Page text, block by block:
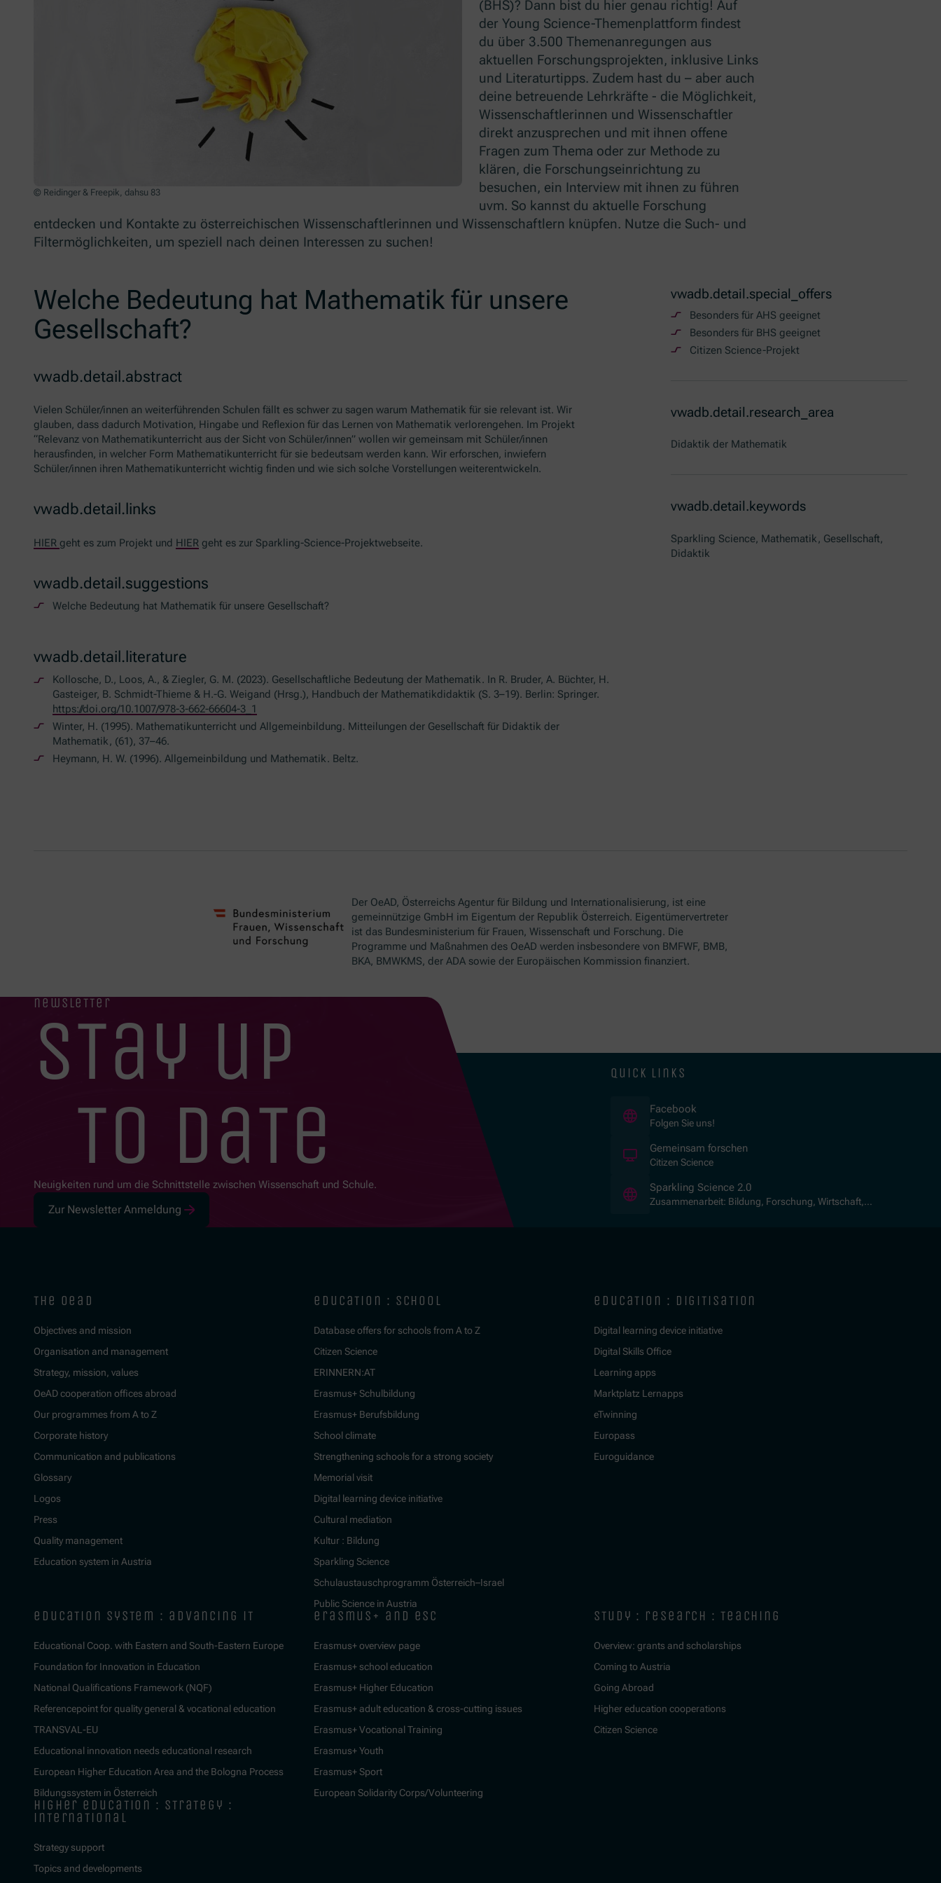
© Reidinger & Freepik, dahsu 83
(BHS)? Dann bist du hier genau richtig! Auf
der Young Science-Themenplattform findest
du über 3.500 Themenanregungen aus
aktuellen Forschungsprojekten, inklusive Links
und Literaturtipps. Zudem hast du – aber auch
deine betreuende Lehrkräfte - die Möglichkeit,
Wissenschaftlerinnen und Wissenschaftler
direkt anzusprechen und mit ihnen offene
Fragen zum Thema oder zur Methode zu
klären, die Forschungseinrichtung zu
besuchen, ein Interview mit ihnen zu führen
uvm. So kannst du aktuelle Forschung
entdecken und Kontakte zu österreichischen Wissenschaftlerinnen und Wissenschaftlern knüpfen. Nutze die Such- und
Filtermöglichkeiten, um speziell nach deinen Interessen zu suchen!
Welche Bedeutung hat Mathematik für unsere
Gesellschaft?
vwadb.detail.abstract
Vielen Schüler/innen an weiterführenden Schulen fällt es schwer zu sagen warum Mathematik für sie relevant ist. Wir
glauben, dass dadurch Motivation, Hingabe und Reflexion für das Lernen von Mathematik verlorengehen. Im Projekt
“Relevanz von Mathematikunterricht aus der Sicht von Schüler/innen” wollen wir gemeinsam mit Schüler/innen
herausfinden, in welcher Form Mathematikunterricht für sie bedeutsam werden kann. Wir erforschen, inwiefern
Schüler/innen ihren Mathematikunterricht wichtig finden und wie sich solche Vorstellungen weiterentwickeln.
vwadb.detail.links
HIER geht es zum Projekt und HIER geht es zur Sparkling-Science-Projektwebseite.
vwadb.detail.suggestions
Welche Bedeutung hat Mathematik für unsere Gesellschaft?
vwadb.detail.literature
Kollosche, D., Loos, A., & Ziegler, G. M. (2023). Gesellschaftliche Bedeutung der Mathematik. In R. Bruder, A. Büchter, H.
Gasteiger, B. Schmidt-Thieme & H.-G. Weigand (Hrsg.), Handbuch der Mathematikdidaktik (S. 3–19). Berlin: Springer.
https://doi.org/10.1007/978-3-662-66604-3_1
Winter, H. (1995). Mathematikunterricht und Allgemeinbildung. Mitteilungen der Gesellschaft für Didaktik der
Mathematik, (61), 37–46.
Heymann, H. W. (1996). Allgemeinbildung und Mathematik. Beltz.
vwadb.detail.special_offers
Besonders für AHS geeignet
Besonders für BHS geeignet
Citizen Science-Projekt
vwadb.detail.research_area
Didaktik der Mathematik
vwadb.detail.keywords
Sparkling Science, Mathematik, Gesellschaft,
Didaktik
Der OeAD, Österreichs Agentur für Bildung und Internationalisierung, ist eine
gemeinnützige GmbH im Eigentum der Republik Österreich. Eigentümervertreter
ist das Bundesministerium für Frauen, Wissenschaft und Forschung. Die
Programme und Maßnahmen des OeAD werden insbesondere von BMFWF, BMB,
BKA, BMWKMS, der ADA sowie der Europäischen Kommission finanziert.
newsletter
stay up
to date
Neuigkeiten rund um die Schnittstelle zwischen Wissenschaft und Schule.
Zur Newsletter Anmeldung
quick links
Facebook
Folgen Sie uns!
Gemeinsam forschen(Opens in new window)
Citizen Science
Sparkling Science 2.0(Opens in new window)
Zusammenarbeit: Bildung, Forschung, Wirtschaft,
the oead
Objectives and mission
Organisation and management
Strategy, mission, values
OeAD cooperation offices abroad
Our programmes from A to Z
Corporate history
Communication and publications
Glossary
Logos
Press
Quality management
Education system in Austria
education : school
Database offers for schools from A to Z
Citizen Science
ERINNERN:AT
Erasmus+ Schulbildung
Erasmus+ Berufsbildung
School climate
Strengthening schools for a strong society
Memorial visit
Digital learning device initiative
Cultural mediation
Kultur : Bildung
Sparkling Science
Schulaustauschprogramm Österreich–Israel
Public Science in Austria
education : digitisation
Digital learning device initiative
Digital Skills Office
Learning apps
Marktplatz Lernapps
eTwinning
Europass
Euroguidance
education system : advancing it
Educational Coop. with Eastern and South-Eastern Europe
Foundation for Innovation in Education
National Qualifications Framework (NQF)
Referencepoint for quality general & vocational education
TRANSVAL-EU
Educational innovation needs educational research
European Higher Education Area and the Bologna Process
Bildungssystem in Österreich
erasmus+ and esc
Erasmus+ overview page
Erasmus+ school education
Erasmus+ Higher Education
Erasmus+ adult education & cross-cutting issues
Erasmus+ Vocational Training
Erasmus+ Youth
Erasmus+ Sport
European Solidarity Corps/Volunteering
study : research : teaching
Overview: grants and scholarships
Coming to Austria
Going Abroad
Higher education cooperations
Citizen Science
higher education : strategy :
international
Strategy support
Topics and developments